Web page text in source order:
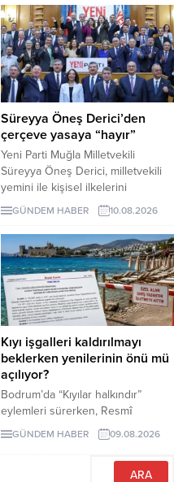
Süreyya Öneş Derici’den
çerçeve yasaya “hayır”
Yeni Parti Muğla Milletvekili
Süreyya Öneş Derici, milletvekili
yemini ile kişisel ilkelerini
hatırlatarak çerçeve yasa teklifine
“hayır” oyu vereceğini açıkladı.
GÜNDEM HABER 10.08.2026
Kıyı işgalleri kaldırılmayı
beklerken yenilerinin önü mü
açılıyor?
Bodrum’da “Kıyılar halkındır”
eylemleri sürerken, Resmî
Gazete’de yayımlanan
yönetmelikle kıyı ve sahil
şeritlerinin ticari ünitelerle birlikte
Bakanlığa bağlı kuruluşlara ve
GÜNDEM HABER 09.08.2026